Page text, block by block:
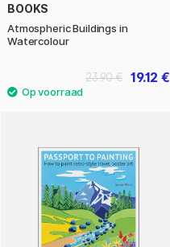
BOOKS
Atmospheric Buildings in
Watercolour
19.12 €
23.90 €